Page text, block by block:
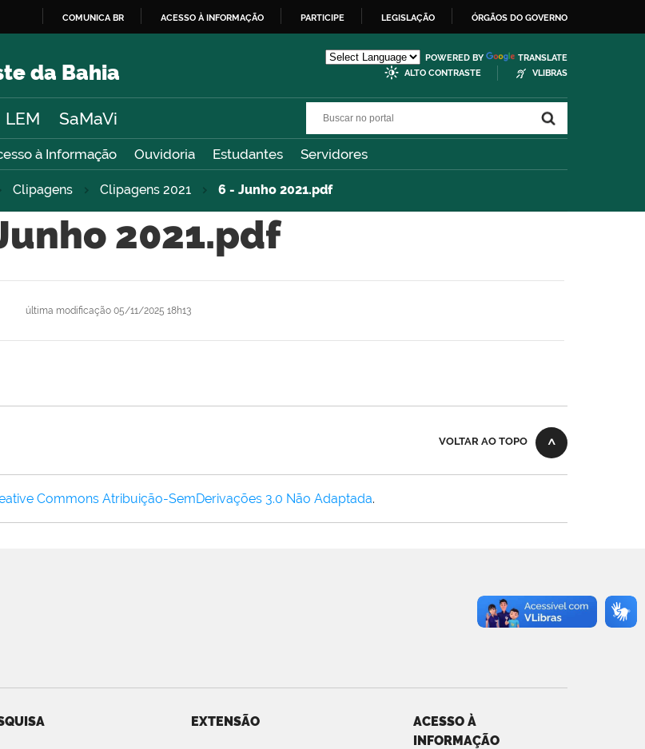
O
COMUNICA BR ACESSO À INFORMAÇÃO PARTICIPE LEGISLAÇÃO ÓRGÃOS DO GOVERNO
da Bahia
POWERED BY
TRANSLATE
ALTO CONTRASTE
VLIBRAS
LEM SaMaVi
à Informação Ouvidoria Estudantes Servidores
Clipagens Clipagens 2021 6 - Junho 2021.pdf
2021.pdf
última modificação05/11/2025 18h13
VOLTAR AO TOPO
Commons Atribuição-SemDerivações 3.0 Não Adaptada.
EXTENSÃO
ACESSO À
INFORMAÇÃO